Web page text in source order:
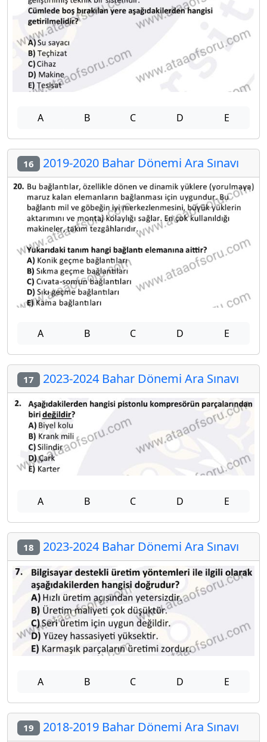
A B C D E
16 2019-2020 Bahar Dönemi Ara Sınavı
A B C D E
17 2023-2024 Bahar Dönemi Ara Sınavı
A B C D E
18 2023-2024 Bahar Dönemi Ara Sınavı
A B C D E
19 2018-2019 Bahar Dönemi Ara Sınavı